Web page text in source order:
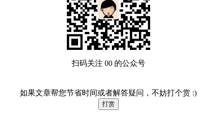
扫码关注 00 的公众号
如果文章帮您节省时间或者解答疑问，不妨打个赏 :)
打赏